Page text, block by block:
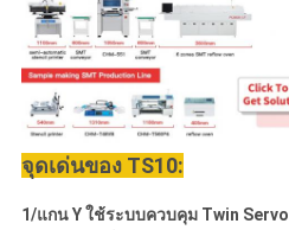
จุดเด่นของ TS10:
1/แกน Y ใช้ระบบควบคุม Twin Servo